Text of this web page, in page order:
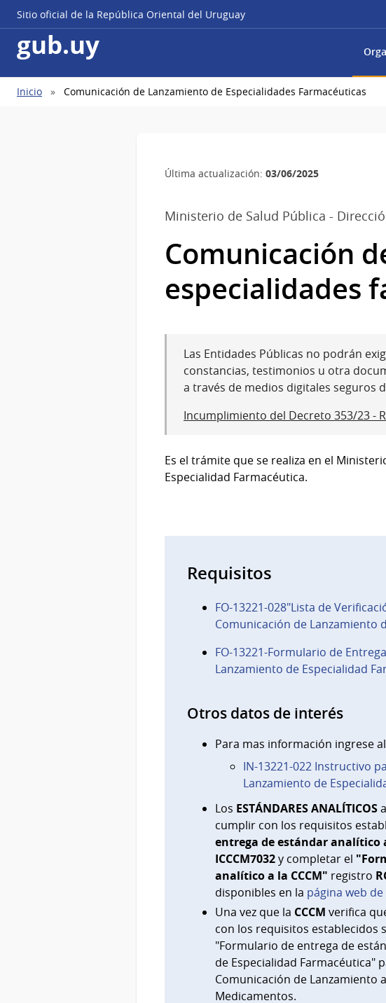
Sitio oficial de la República Oriental del Uruguay
gub.uy
Ruta
Inicio Comunicación de Lanzamiento de Especialidades Farmacéuticas
Última actualización: 03/06/2025
Ministerio de Salud Pública -
Comunicación
especialidades
Las Entidades Públicas no podrán
constancias, testimonios u otra
a través de medios digitales seguros
Incumplimiento del Decreto 353/23 -
Es el trámite que se realiza en el
Especialidad Farmacéutica.
Requisitos
FO-13221-028"Lista de
Comunicación de Lanzamiento
FO-13221-Formulario de
Lanzamiento de Especialidad
Otros datos de interés
Para mas información ingrese
IN-13221-022 Instructivo
Lanzamiento de
Los ESTÁNDARES ANALÍTICOS
cumplir con los requisitos
entrega de estándar analítico
ICCCM7032y completar el
analítico a la CCCM" registro
disponibles en la página web de
Una vez que la CCCM verifica
con los requisitos establecidos
"Formulario de entrega de
de Especialidad Farmacéutica"
Comunicación de Lanzamiento
Medicamentos.